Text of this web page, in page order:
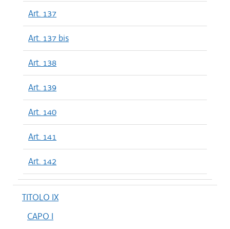
Art. 137
Art. 137 bis
Art. 138
Art. 139
Art. 140
Art. 141
Art. 142
TITOLO IX
CAPO I